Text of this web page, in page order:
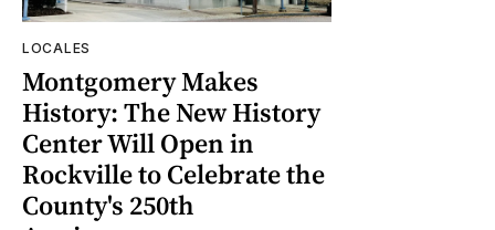
LOCALES
Montgomery Makes
History: The New History
Center Will Open in
Rockville to Celebrate the
County's 250th